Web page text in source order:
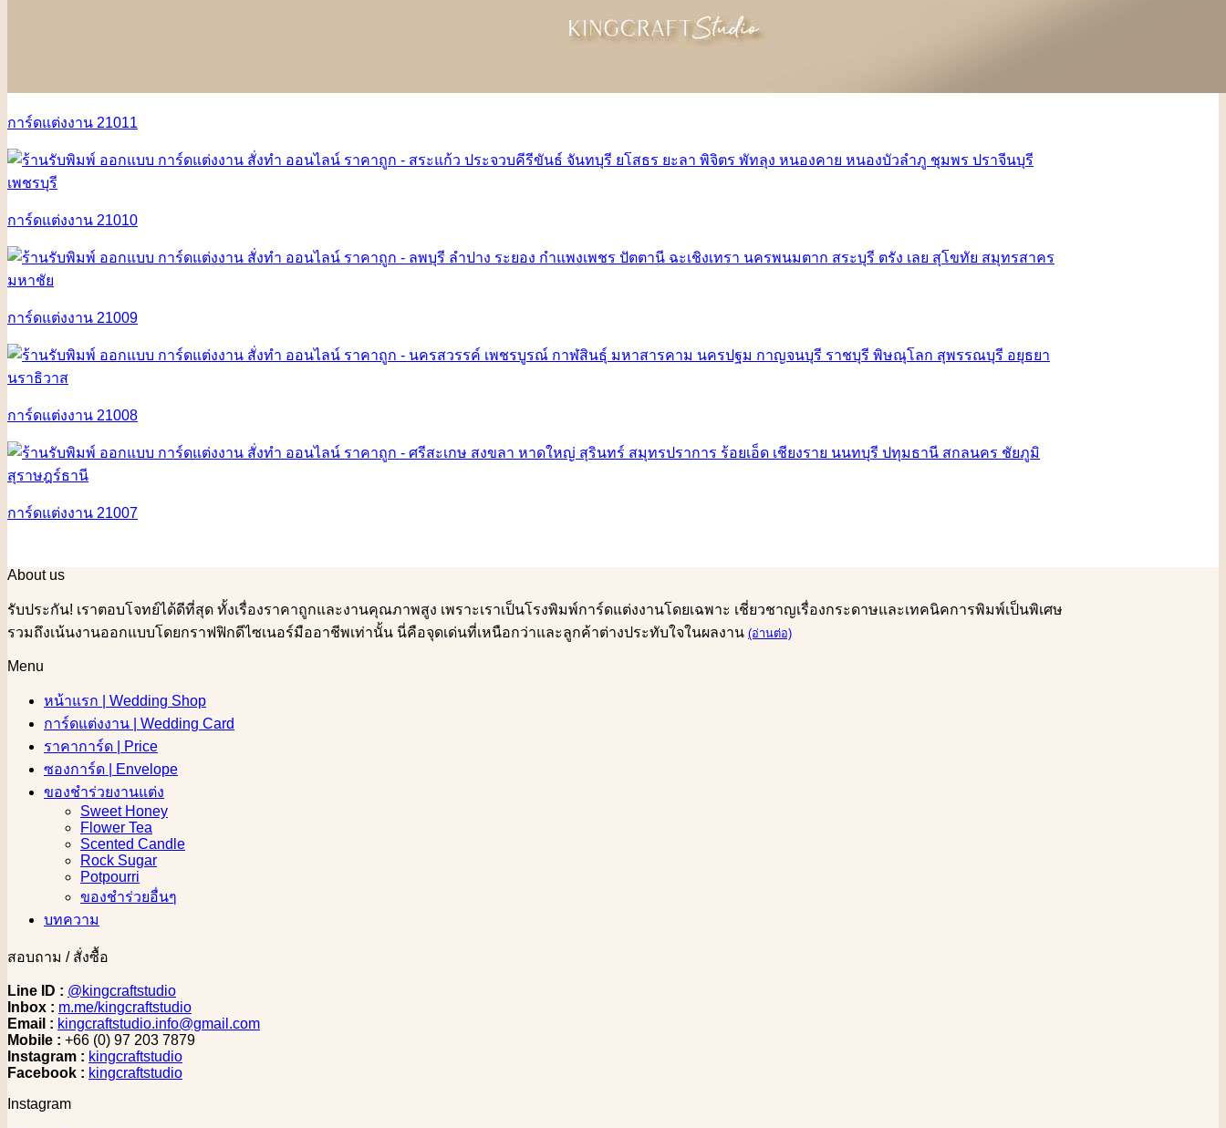
การ์ดแต่งงาน 21011
การ์ดแต่งงาน 21010
การ์ดแต่งงาน 21009
การ์ดแต่งงาน 21008
การ์ดแต่งงาน 21007
About us
รับประกัน! เราตอบโจทย์ได้ดีที่สุด ทั้งเรื่องราคาถูกและงานคุณภาพสูง เพราะเราเป็นโรงพิมพ์การ์ดแต่งงานโดยเฉพาะ เชี่ยวชาญเรื่องกระดาษและเทคนิคการพิมพ์เป็นพิเศษ
รวมถึงเน้นงานออกแบบโดยกราฟฟิกดีไซเนอร์มืออาชีพเท่านั้น นี่คือจุดเด่นที่เหนือกว่าและลูกค้าต่างประทับใจในผลงาน (อ่านต่อ)
Menu
หน้าแรก | Wedding Shop
การ์ดแต่งงาน | Wedding Card
ราคาการ์ด | Price
ซองการ์ด | Envelope
ของชำร่วยงานแต่ง
Sweet Honey
Flower Tea
Scented Candle
Rock Sugar
Potpourri
ของชำร่วยอื่นๆ
บทความ
สอบถาม / สั่งซื้อ
Line ID : @kingcraftstudio
Inbox : m.me/kingcraftstudio
Email : kingcraftstudio.info@gmail.com
Mobile : +66 (0) 97 203 7879
Instagram : kingcraftstudio
Facebook : kingcraftstudio
Instagram